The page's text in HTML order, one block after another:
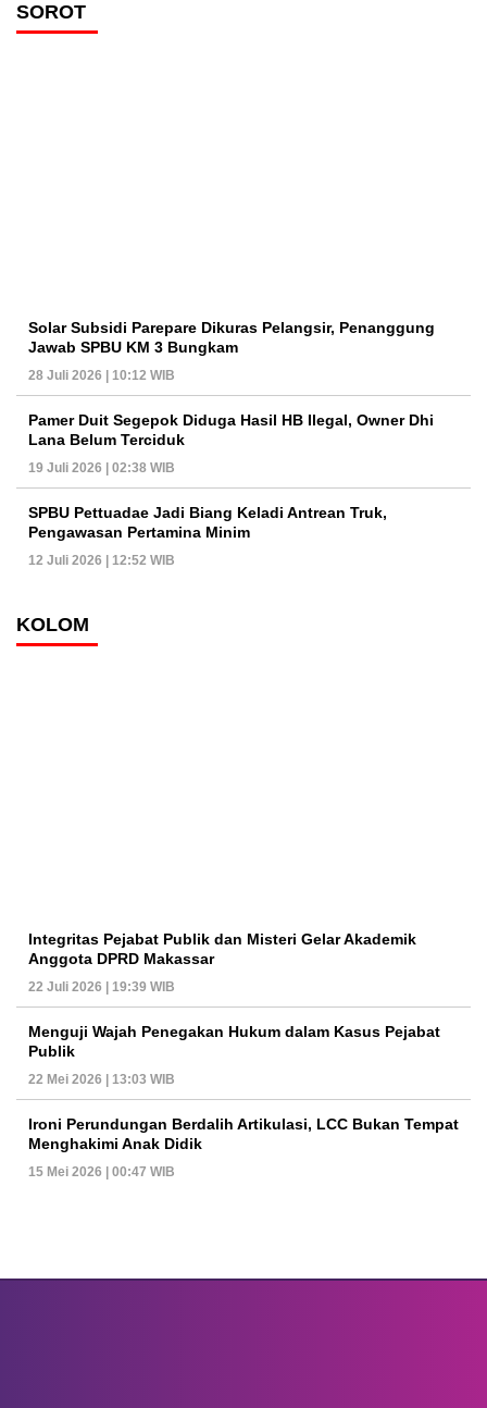
SOROT
Solar Subsidi Parepare Dikuras Pelangsir, Penanggung
Jawab SPBU KM 3 Bungkam
28 Juli 2026 | 10:12 WIB
Pamer Duit Segepok Diduga Hasil HB Ilegal, Owner Dhi
Lana Belum Terciduk
19 Juli 2026 | 02:38 WIB
SPBU Pettuadae Jadi Biang Keladi Antrean Truk,
Pengawasan Pertamina Minim
12 Juli 2026 | 12:52 WIB
KOLOM
Integritas Pejabat Publik dan Misteri Gelar Akademik
Anggota DPRD Makassar
22 Juli 2026 | 19:39 WIB
Menguji Wajah Penegakan Hukum dalam Kasus Pejabat
Publik
22 Mei 2026 | 13:03 WIB
Ironi Perundungan Berdalih Artikulasi, LCC Bukan Tempat
Menghakimi Anak Didik
15 Mei 2026 | 00:47 WIB